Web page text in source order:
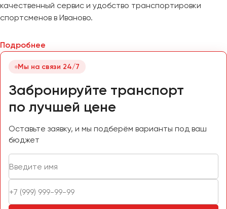
качественный сервис и удобство транспортировки
спортсменов в Иваново.
Подробнее
Мы на связи 24/7
Забронируйте транспорт
по лучшей цене
Оставьте заявку, и мы подберём варианты под ваш
бюджет